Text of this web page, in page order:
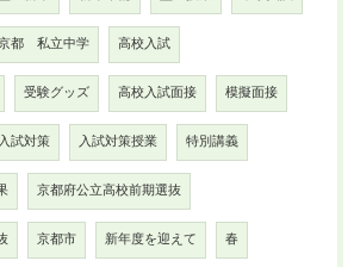
都 私立中学 高校入試
受験グッズ 高校入試面接 模擬面接
試対策 入試対策授業 特別講義
京都府公立高校前期選抜
京都市 新年度を迎えて 春